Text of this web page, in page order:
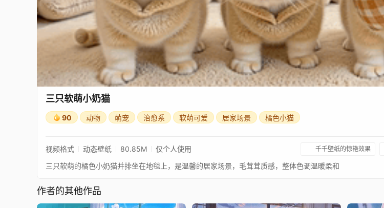
三只软萌小奶猫
90 动物 萌宠 治愈系 软萌可爱 居家场景 橘色小猫
视频格式 动态壁纸 80.85M 仅个人使用 千千壁纸的惊艳效果
三只软萌的橘色小奶猫并排坐在地毯上，是温馨的居家场景，毛茸茸质感，整体色调温暖柔和
作者的其他作品